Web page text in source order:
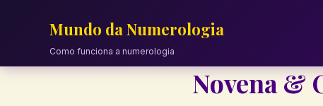
Mundo da Numerologia
Como funciona a numerologia
Novena &